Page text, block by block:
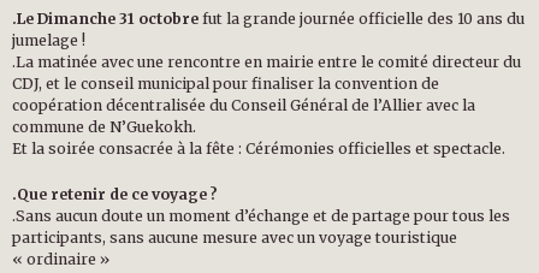
.Le Dimanche 31 octobre fut la grande journée officielle des 10 ans du
jumelage !
.La matinée avec une rencontre en mairie entre le comité directeur du
CDJ, et le conseil municipal pour finaliser la convention de
coopération décentralisée du Conseil Général de l’Allier avec la
commune de N’Guekokh.
Et la soirée consacrée à la fête : Cérémonies officielles et spectacle.
.Que retenir de ce voyage ?
.Sans aucun doute un moment d’échange et de partage pour tous les
participants, sans aucune mesure avec un voyage touristique
« ordinaire »